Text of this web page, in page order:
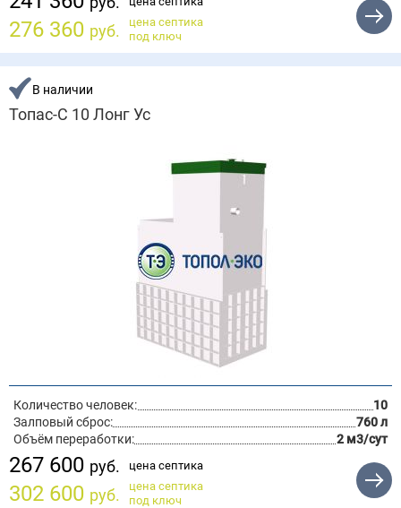
276 360 руб.
цена септика
под ключ
В наличии
Топас-С 10 Лонг Ус
Количество человек:
10
Залповый сброс:
760 л
Объём переработки:
2 м3/сут
267 600 руб. цена септика
302 600 руб.
цена септика
под ключ